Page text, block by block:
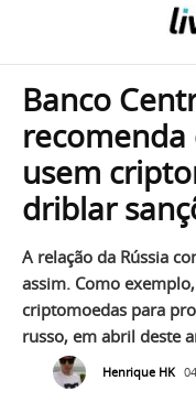
Banco
usem
driblar
A relação da Rússia
assim. Como
criptomoedas para
russo, em abril deste
Henrique HK